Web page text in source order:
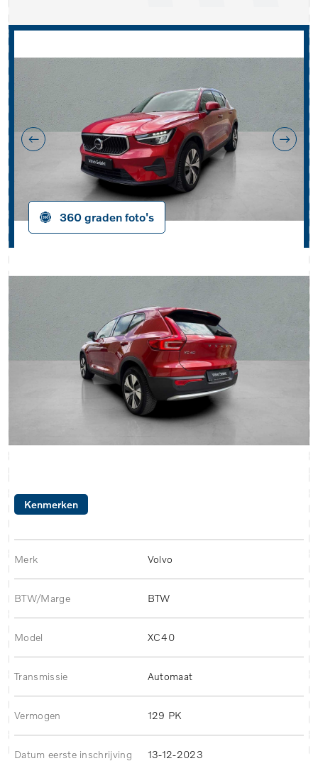
360 graden foto's
Kenmerken
Merk Volvo
BTW/Marge BTW
Model XC40
Transmissie Automaat
Vermogen 129 PK
Datum eerste inschrijving 13-12-2023